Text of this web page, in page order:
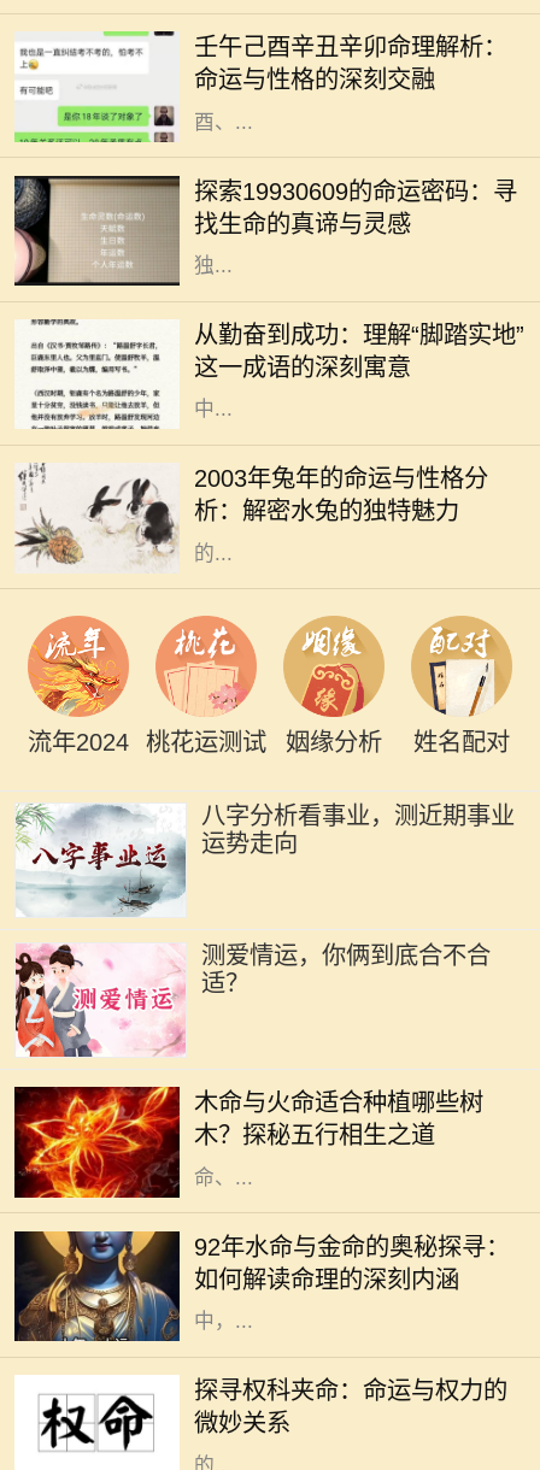
壬午己酉辛丑辛卯命理解析：
命运与性格的深刻交融
解读一个人命运的重要工具。不同的
命格拥有各自独特的性格特征与运势
走向。今天，我们将针对壬午、己
酉、...
探索19930609的命运密码：寻
找生命的真谛与灵感
四季更迭，岁月如梭，人生轨迹中总
有一些命运的节点，让我们不得不回
望过往，反思前行。在这个多元化的
时代，每一个出生日期都似乎蕴藏着
独...
从勤奋到成功：理解“脚踏实地”
这一成语的深刻寓意
在人生的旅途中，成功往往不是一蹴
而就的事情，而是一个不断努力、不
断奋斗的过程。在这个过程中，许多
成语成为我们学习和生活的指南。其
中...
2003年兔年的命运与性格分
析：解密水兔的独特魅力
2003年是农历的兔年，而根据中国五
行命理学，这一年出生的人属于“水
兔”。水兔的特性受水的影响，个性
温和、灵活多变，给人一种温润如玉
的...
流年2024 桃花运测试 姻缘分析 姓名配对
八字分析看事业，测近期事业
运势走向
测爱情运，你俩到底合不合
适？
木命与火命适合种植哪些树
木？探秘五行相生之道
重要概念，它们不仅影响着一个人的
性格与命运，还与植物的选择息息相
关。在中华文化中，树木代表着生
命、...
92年水命与金命的奥秘探寻：
如何解读命理的深刻内涵
在五行学说中，命理的分类通常依据
出生的年份、月份、日子和时辰来确
定，其中水命与金命便是两种常见的
命理类型。尤其在1992年出生的人
中，...
探寻权科夹命：命运与权力的
微妙关系
在这个瞬息万变的社会中，“权”与
“命”常常交织在一起，成为人们生活
中不可分割的两部分。权科夹命是一
个不常被提及的概念，但其所蕴含
的...